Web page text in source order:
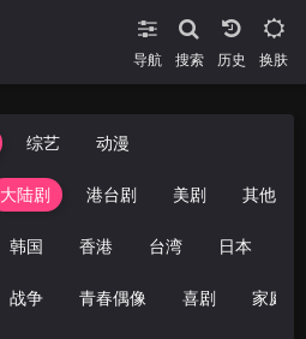
导航 搜索 换肤
综艺 动漫
大陆剧 港台剧 美剧 其他
韩国 香港 台湾 日本
战争 青春偶像 喜剧 家庭